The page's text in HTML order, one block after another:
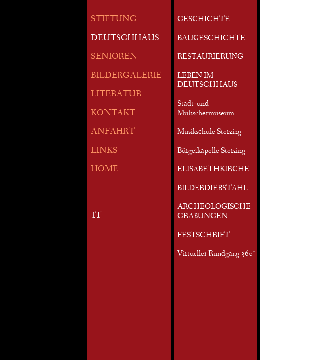
STIFTUNG
DEUTSCHHAUS
SENIOREN
BILDERGALERIE
LITERATUR
KONTAKT
ANFAHRT
LINKS
HOME
IT
GESCHICHTE
BAUGESCHICHTE
RESTAURIERUNG
LEBEN IM
DEUTSCHHAUS
Stadt- und
Multschermuseum
Musikschule Sterzing
Bürgerkapelle Sterzing
ELISABETHKIRCHE
BILDERDIEBSTAHL
ARCHEOLOGISCHE
GRABUNGEN
FESTSCHRIFT
Virtueller Rundgang 360°